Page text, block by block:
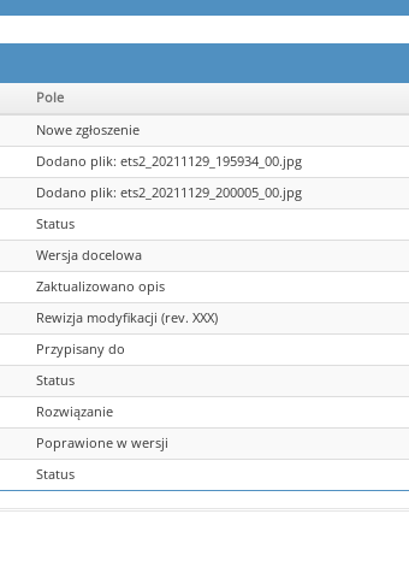
Pole
Nowe zgłoszenie
Dodano plik: ets2_20211129_195934_00.jpg
Dodano plik: ets2_20211129_200005_00.jpg
Status
Wersja docelowa
Zaktualizowano opis
Rewizja modyfikacji (rev. XXX)
Przypisany do
Status
Rozwiązanie
Poprawione w wersji
Status